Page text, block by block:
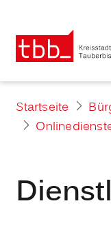
Startseite